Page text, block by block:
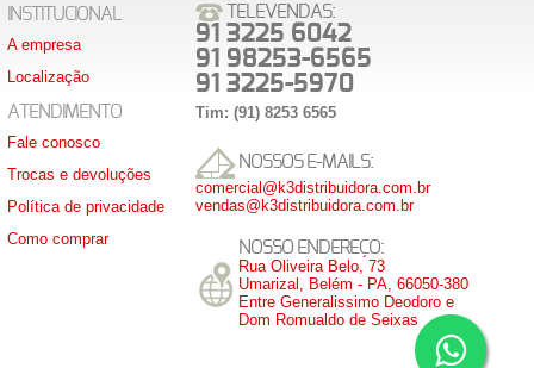
INSTITUCIONAL
A empresa
Localização
ATENDIMENTO
Fale conosco
Trocas e devoluções
Política de privacidade
Como comprar
TELEVENDAS:
91 3225 6042
91 98253-6565
91 3225-5970
Tim: (91) 8253 6565
NOSSOS E-MAILS:
comercial@k3distribuidora.com.br
vendas@k3distribuidora.com.br
NOSSO ENDEREÇO:
Rua Oliveira Belo, 73
Umarizal, Belém - PA, 66050-380
Entre Generalissimo Deodoro e
Dom Romualdo de Seixas